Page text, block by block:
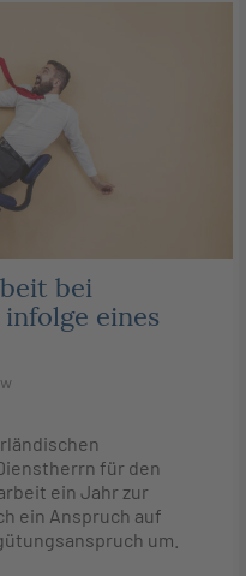
bei
eines
für den
ein Jahr zur
ein Anspruch auf
um.